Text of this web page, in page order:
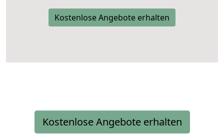
Kostenlose Angebote erhalten
Kostenlose Angebote erhalten